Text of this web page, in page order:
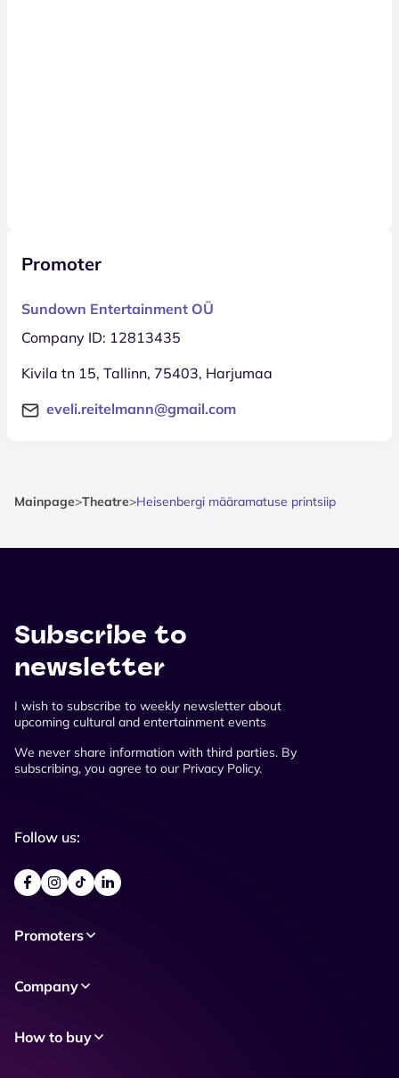
Promoter
Sundown Entertainment OÜ
Company ID: 12813435
Kivila tn 15, Tallinn, 75403, Harjumaa
eveli.reitelmann@gmail.com
Mainpage>Theatre>Heisenbergi määramatuse printsiip
Subscribe to
newsletter
I wish to subscribe to weekly newsletter about
upcoming cultural and entertainment events
We never share information with third parties. By
subscribing, you agree to our Privacy Policy.
Follow us:
Promoters
Company
How to buy